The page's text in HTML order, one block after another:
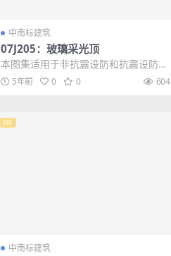
中南标建筑
07J205：玻璃采光顶
本图集适用于非抗震设防和抗震设防烈
度为6～8度地区、正常使用环境下的新
建、扩建和...
5年前 0 0 604
VIP
中南标建筑